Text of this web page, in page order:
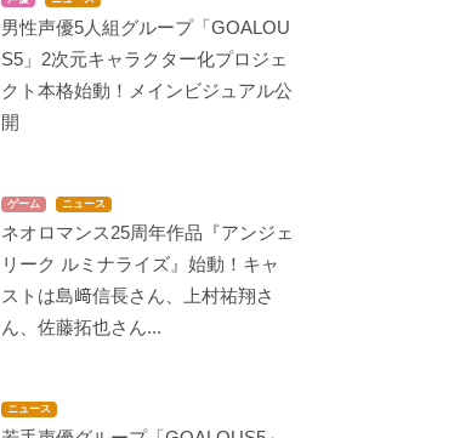
男性声優5人組グループ「GOALOU
S5」2次元キャラクター化プロジェ
クト本格始動！メインビジュアル公
開
ゲーム ニュース
ネオロマンス25周年作品『アンジェ
リーク ルミナライズ』始動！キャ
ストは島﨑信長さん、上村祐翔さ
ん、佐藤拓也さん...
ニュース